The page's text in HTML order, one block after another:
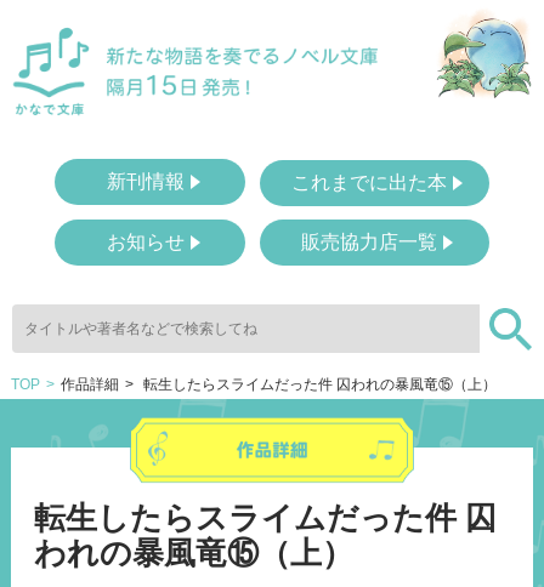
新刊情報 これまでに出た本
お知らせ 販売協力店一覧
TOP 作品詳細 転生したらスライムだった件 囚われの暴風竜⑮（上）
転生したらスライムだった件 囚
われの暴風竜⑮（上）